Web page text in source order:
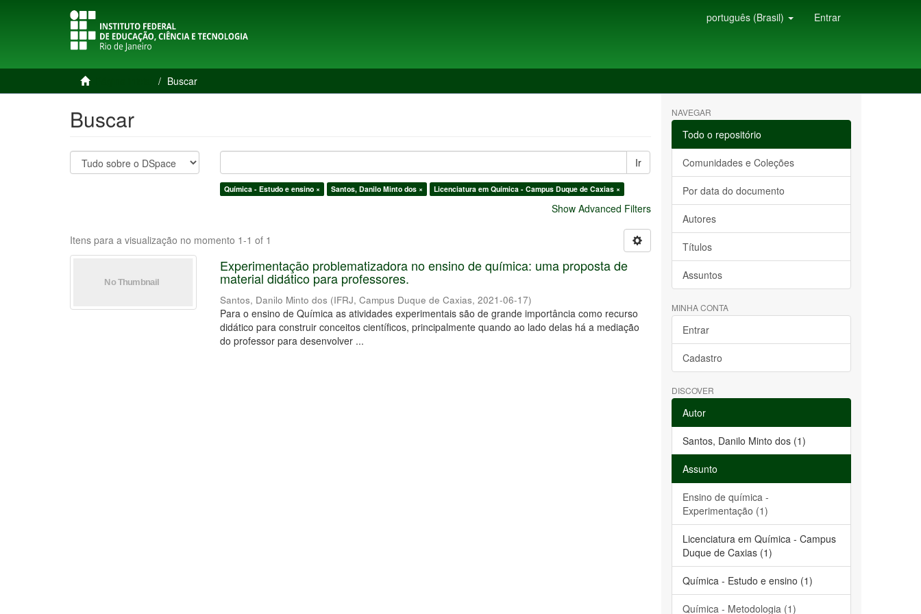
português (Brasil) Entrar
Buscar
Buscar
Ir
Química - Estudo e ensino × Santos, Danilo Minto dos × Licenciatura em Química - Campus Duque de Caxias ×
Show Advanced Filters
Itens para a visualização no momento 1-1 of 1
Experimentação problematizadora no ensino de química: uma proposta de
material didático para professores.
Santos, Danilo Minto dos (IFRJ, Campus Duque de Caxias,2021-06-17)
Para o ensino de Química as atividades experimentais são de grande importância como recurso
didático para construir conceitos científicos, principalmente quando ao lado delas há a mediação
do professor para desenvolver ...
NAVEGAR
Todo o repositório
Comunidades e Coleções
Por data do documento
Autores
Títulos
Assuntos
MINHA CONTA
Entrar
Cadastro
DISCOVER
Autor
Santos, Danilo Minto dos (1)
Assunto
Ensino de química -
Experimentação (1)
Licenciatura em Química - Campus
Duque de Caxias (1)
Química - Estudo e ensino (1)
Química - Metodologia (1)